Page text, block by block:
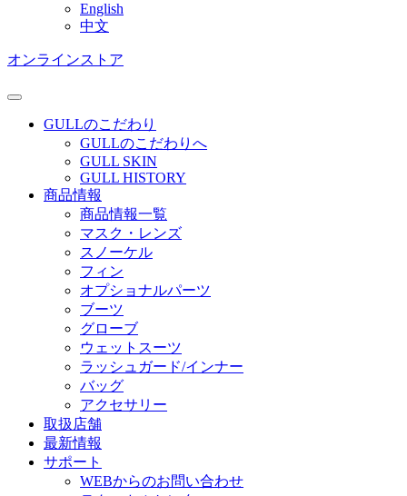
English
中文
オンラインストア
GULLのこだわり
GULLのこだわりへ
GULL SKIN
GULL HISTORY
商品情報
商品情報一覧
マスク・レンズ
スノーケル
フィン
オプショナルパーツ
ブーツ
グローブ
ウェットスーツ
ラッシュガード/インナー
バッグ
アクセサリー
取扱店舗
最新情報
サポート
WEBからのお問い合わせ